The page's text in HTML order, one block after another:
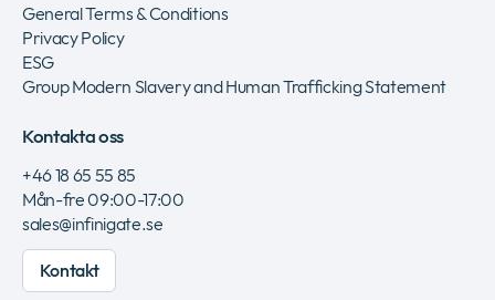
General Terms & Conditions
Privacy Policy
ESG
Group Modern Slavery and Human Trafficking Statement
Kontakta oss
+46 18 65 55 85
Mån-fre 09:00-17:00
sales@infinigate.se
Kontakt